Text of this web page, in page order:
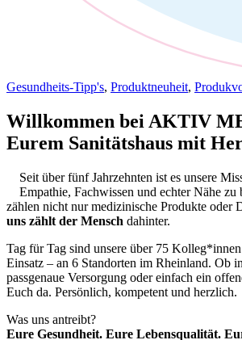
Gesundheits-Tipp's, Produktneuheit,
Willkommen bei AKTIV
Eurem Sanitätshaus mit
Seit über fünf Jahrzehnten ist es unsere
Empathie, Fachwissen und echter Nähe zu
zählen nicht nur medizinische Produkte oder
uns zählt der Mensch dahinter.
Tag für Tag sind unsere über 75
Einsatz – an 6 Standorten im Rheinland. Ob
passgenaue Versorgung oder einfach ein
Euch da. Persönlich, kompetent und herzlich.
Was uns antreibt?
Eure Gesundheit. Eure Lebensqualität.